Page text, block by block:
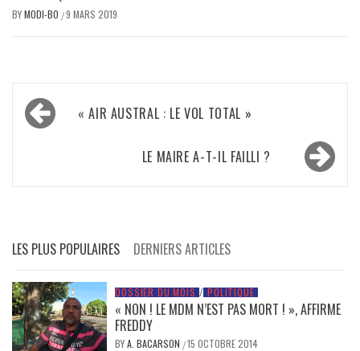
BYMODI-BO /9 MARS 2019
Navigation
de « AIR AUSTRAL : LE VOL TOTAL »
LE MAIRE A-T-IL FAILLI ?
LES PLUS POPULAIRES DERNIERS ARTICLES
DOSSIER DU MOIS / POLITIQUE
« NON ! LE MDM N’EST PAS MORT ! », AFFIRME
FREDDY
BYA. BACARSON /15 OCTOBRE 2014